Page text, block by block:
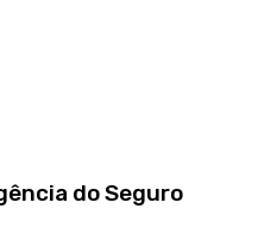
do Seguro